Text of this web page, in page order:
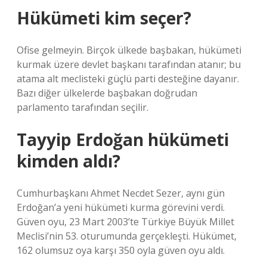
Hükümeti kim seçer?
Ofise gelmeyin. Birçok ülkede başbakan, hükümeti
kurmak üzere devlet başkanı tarafından atanır; bu
atama alt meclisteki güçlü parti desteğine dayanır.
Bazı diğer ülkelerde başbakan doğrudan
parlamento tarafından seçilir.
Tayyip Erdoğan hükümeti
kimden aldı?
Cumhurbaşkanı Ahmet Necdet Sezer, aynı gün
Erdoğan’a yeni hükümeti kurma görevini verdi.
Güven oyu, 23 Mart 2003’te Türkiye Büyük Millet
Meclisi’nin 53. oturumunda gerçekleşti. Hükümet,
162 olumsuz oya karşı 350 oyla güven oyu aldı.